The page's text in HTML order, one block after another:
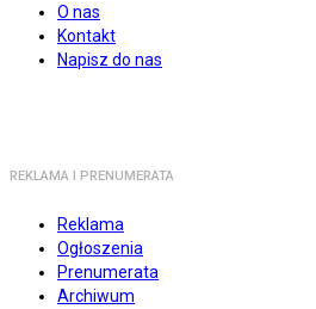
O nas
Kontakt
Napisz do nas
REKLAMA I PRENUMERATA
Reklama
Ogłoszenia
Prenumerata
Archiwum